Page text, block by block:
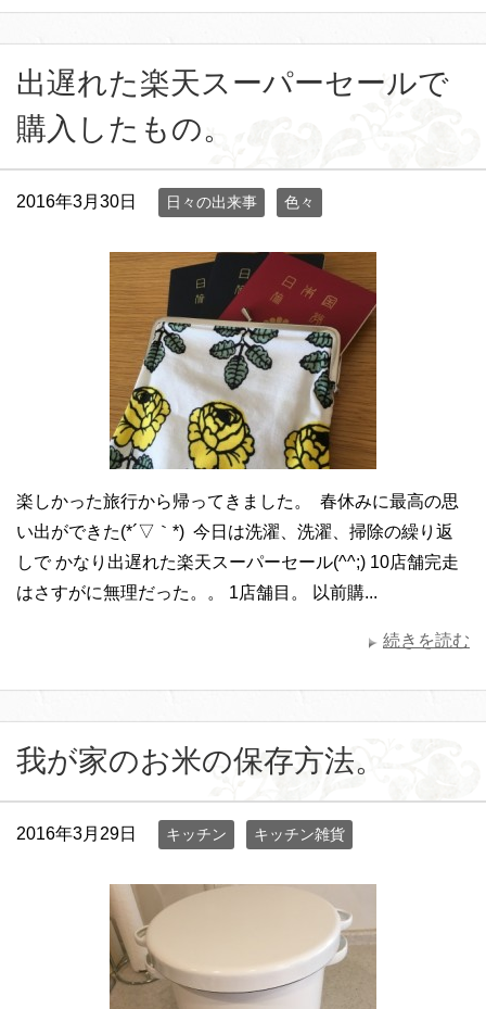
出遅れた楽天スーパーセールで
購入したもの。
2016年3月30日 日々の出来事 色々
楽しかった旅行から帰ってきました。 春休みに最高の思
い出ができた(*´▽｀*) 今日は洗濯、洗濯、掃除の繰り返
しで かなり出遅れた楽天スーパーセール(^^;) 10店舗完走
はさすがに無理だった。。 1店舗目。 以前購...
続きを読む
我が家のお米の保存方法。
2016年3月29日 キッチン キッチン雑貨